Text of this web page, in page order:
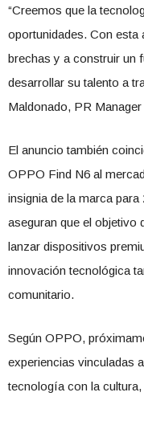
“Creemos que la
oportunidades. Con esta
brechas y a construir un
desarrollar su talento a
Maldonado, PR
El anuncio también
OPPO Find N6 al
insignia de la marca
aseguran que el objetivo
lanzar dispositivos
innovación tecnológica
comunitario.
Según OPPO,
experiencias vinculadas
tecnología con la